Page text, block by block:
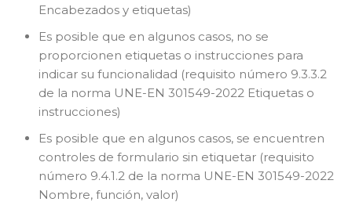
Encabezados y etiquetas)
Es posible que en algunos casos, no se
proporcionen etiquetas o instrucciones para
indicar su funcionalidad (requisito número 9.3.3.2
de la norma UNE-EN 301549-2022 Etiquetas o
instrucciones)
Es posible que en algunos casos, se encuentren
controles de formulario sin etiquetar (requisito
número 9.4.1.2 de la norma UNE-EN 301549-2022
Nombre, función, valor)